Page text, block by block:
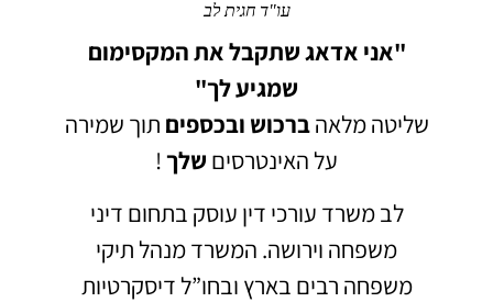
עו"ד חגית לב
"אני אדאג שתקבל את המקסימום
שמגיע לך"
שליטה מלאהברכוש ובכספים תוך שמירה
על האינטרסים שלך!
לב משרד עורכי דין עוסק בתחום דיני
משפחה וירושה. המשרד מנהל תיקי
משפחה רבים בארץ ובחו”ל דיסקרטיות